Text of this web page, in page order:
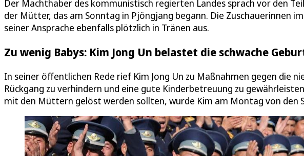
Der Machthaber des kommunistisch regierten Landes sprach vor den
der Mütter, das am Sonntag in Pjöngjang begann. Die Zuschauerinnen
seiner Ansprache ebenfalls plötzlich in Tränen aus.
Zu wenig Babys: Kim Jong Un belastet die schwache
In seiner öffentlichen Rede rief Kim Jong Un zu Maßnahmen gegen die
Rückgang zu verhindern und eine gute Kinderbetreuung zu
mit den Müttern gelöst werden sollten, wurde Kim am Montag von den